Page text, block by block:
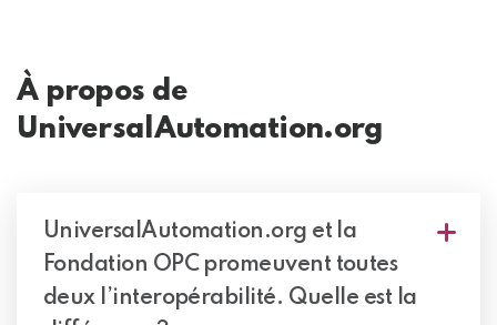
À propos de
UniversalAutomation.org
UniversalAutomation.org et la
Fondation OPC promeuvent toutes
deux l’interopérabilité. Quelle est la